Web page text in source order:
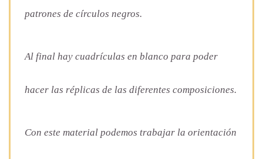
patrones de círculos negros.
Al final hay cuadrículas en blanco para poder
hacer las réplicas de las diferentes composiciones.
Con este material podemos trabajar la orientación